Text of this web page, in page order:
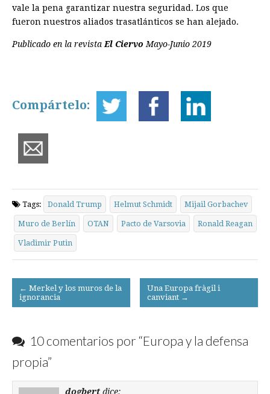
vale la pena garantizar nuestra seguridad. Los que
fueron nuestros aliados trasatlánticos se han alejado.
Publicado en la revista El Ciervo Mayo-Junio 2019
Compártelo:
Tags: Donald Trump Helmut Schmidt Mijail Gorbachev
Muro de Berlín OTAN Pacto de Varsovia Ronald Reagan
Vladimir Putin
Post
navigation
← Merkel y los muros de la
ignorancia
Una Europa fràgil i
canviant →
10 comentarios por “Europa y la defensa
propia”
dogbert dice: